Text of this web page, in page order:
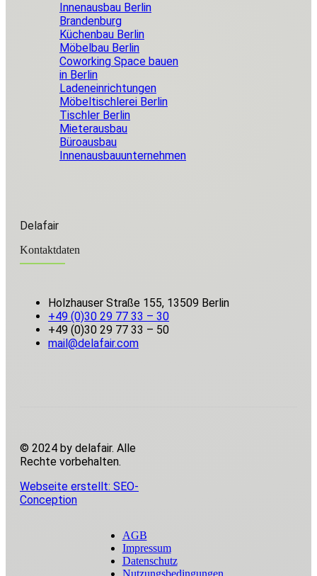
Innenausbau Berlin
Brandenburg
Küchenbau Berlin
Möbelbau Berlin
Coworking Space bauen
in Berlin
Ladeneinrichtungen
Möbeltischlerei Berlin
Tischler Berlin
Mieterausbau
Büroausbau
Innenausbauunternehmen
Delafair
Kontaktdaten
Holzhauser Straße 155, 13509 Berlin
+49 (0)30 29 77 33 – 30
+49 (0)30 29 77 33 – 50
mail@delafair.com
© 2024 by delafair. Alle
Rechte vorbehalten.
Webseite erstellt: SEO-
Conception
AGB
Impressum
Datenschutz
Nutzungsbedingungen